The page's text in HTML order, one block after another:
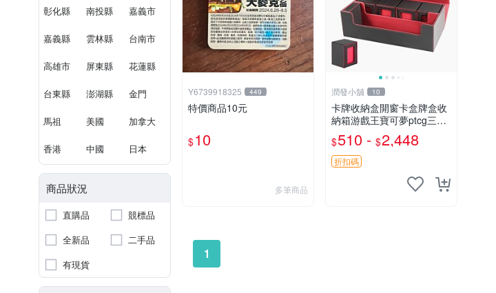
彰化縣 南投縣 嘉義市
嘉義縣 雲林縣 台南市
高雄市 屏東縣 花蓮縣
台東縣 澎湖縣 金門
馬祖 美國 加拿大
香港 中國 日本
商品狀況
直購品
競標品
全新品
二手品
有現貨
Y6739918325 449
特價商品10元
$10
多筆商品
潤發小舖 10
卡牌收納盒開窗卡盒牌盒收
納箱游戲王寶可夢ptcg三國
殺海賊王dtcg
$510 - $2,448
折扣碼
1